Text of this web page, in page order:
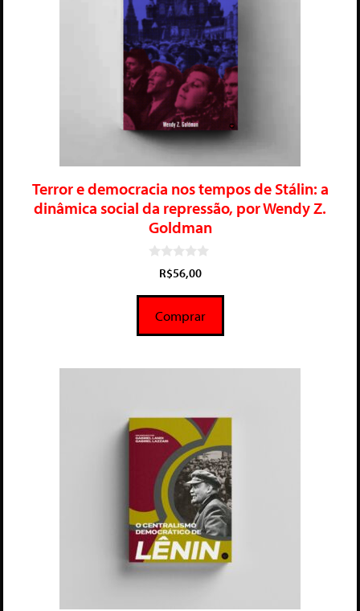
Terror e democracia nos tempos de Stálin: a
dinâmica social da repressão, por Wendy Z.
Goldman
5
R$56,00
Comprar